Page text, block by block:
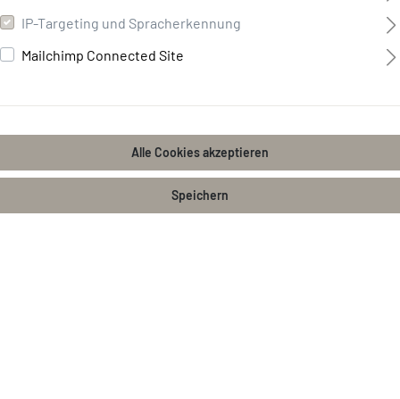
IP-Targeting und Spracherkennung
Mailchimp Connected Site
Alle Cookies akzeptieren
Speichern